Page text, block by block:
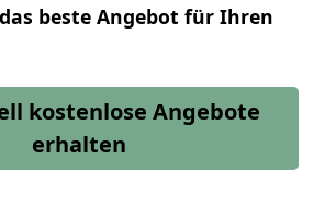
beste Angebot für Ihren
kostenlose Angebote
erhalten